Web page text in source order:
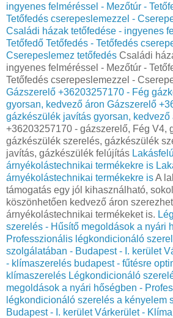
ingyenes felméréssel - Mezőtúr -
Tetőfedés cserepeslemezzel -
Családi házak tetőfedése - ingyenes
Tetőfedő Tetőfedés - Tetőfedés
Cserepeslemez tetőfedés Családi
ingyenes felméréssel - Mezőtúr -
Tetőfedés cserepeslemezzel -
Gázszerelő +36203257170 - Fég
gyorsan, kedvező áron Gázszerelő
gázkészülék javítás gyorsan, kedvező
+36203257170 - gázszerelő, Fég V4,
gázkészülék szerelés, gázkészülék
javítás, gázkészülék felújítás
árnyékolástechnikai termékekre is
árnyékolástechnikai termékekre isA
támogatás egy jól kihasználható,
köszönhetően kedvező áron
árnyékolástechnikai termékeket is.
szerelés - Hűsítő megoldások a nyári
Professzionális légkondicionáló
szolgálatában - Budapest - I. kerület
- klímaszerelés budapest - fűtésre
klímaszerelés Légkondicionáló
megoldások a nyári hőségben -
légkondicionáló szerelés a kényelem
Budapest - I. kerület Várkerület -